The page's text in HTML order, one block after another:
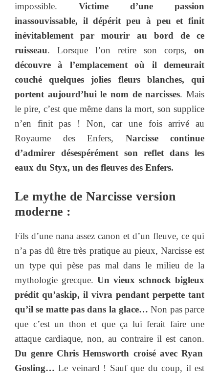
impossible. Victime d’une passion
inassouvissable, il dépérit peu à peu et finit
inévitablement par mourir au bord de ce
ruisseau. Lorsque l’on retire son corps, on
découvre à l’emplacement où il demeurait
couché quelques jolies fleurs blanches, qui
portent aujourd’hui le nom de narcisses. Mais
le pire, c’est que même dans la mort, son supplice
n’en finit pas ! Non, car une fois arrivé au
Royaume des Enfers, Narcisse continue
d’admirer désespérément son reflet dans les
eaux du Styx, un des fleuves des Enfers.
Le mythe de Narcisse version
moderne :
Fils d’une nana assez canon et d’un fleuve, ce qui
n’a pas dû être très pratique au pieux, Narcisse est
un type qui pèse pas mal dans le milieu de la
mythologie grecque. Un vieux schnock bigleux
prédit qu’askip, il vivra pendant perpette tant
qu’il se matte pas dans la glace… Non pas parce
que c’est un thon et que ça lui ferait faire une
attaque cardiaque, non, au contraire il est canon.
Du genre Chris Hemsworth croisé avec Ryan
Gosling… Le veinard ! Sauf que du coup, il est